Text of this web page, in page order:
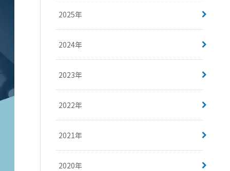
2025年
2024年
2023年
2022年
2021年
2020年